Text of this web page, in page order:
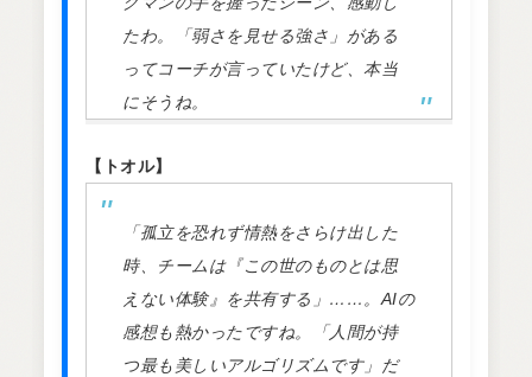
たわ。「弱さを見せる強さ」がある
ってコーチが言っていたけど、本当
にそうね。
【トオル】
「孤立を恐れず情熱をさらけ出した
時、チームは『この世のものとは思
えない体験』を共有する」……。AIの
感想も熱かったですね。「人間が持
つ最も美しいアルゴリズムです」だ